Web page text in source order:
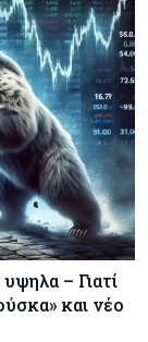
– Γιατί
και νέο